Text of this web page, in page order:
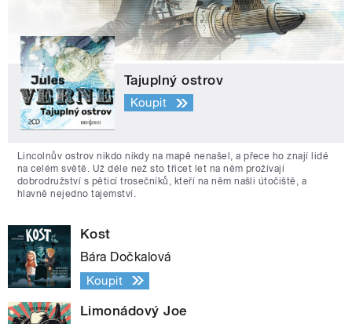
Tajuplný ostrov
Koupit
Lincolnův ostrov nikdo nikdy na mapě nenašel, a přece ho znají lidé
na celém světě. Už déle než sto třicet let na něm prožívají
dobrodružství s pěticí trosečníků, kteří na něm našli útočiště, a
hlavně nejedno tajemství.
Kost
Bára Dočkalová
Koupit
Limonádový Joe